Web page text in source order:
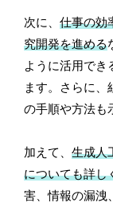
次に、仕事の効
究開発を進める
ように活用でき
ます。さらに、
の手順や方法も
加えて、生成人
についても詳し
害、情報の漏洩